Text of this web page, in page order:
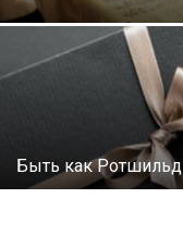
Быть как Ротшильд